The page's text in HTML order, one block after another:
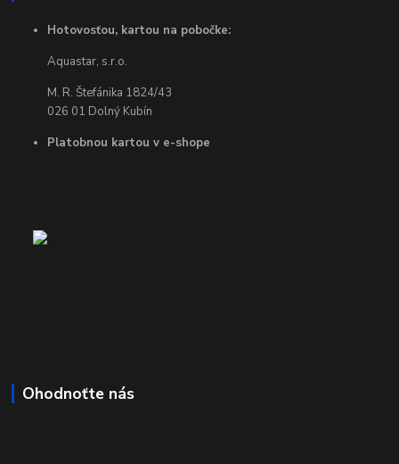
Hotovosťou, kartou na pobočke:
Aquastar, s.r.o.
M. R. Štefánika 1824/43
026 01 Dolný Kubín
Platobnou kartou v e-shope
Ohodnoťte nás